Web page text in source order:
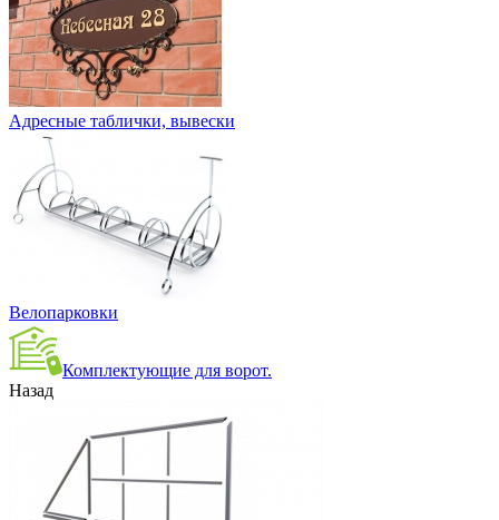
Адресные таблички, вывески
Велопарковки
Комплектующие для ворот.
Назад